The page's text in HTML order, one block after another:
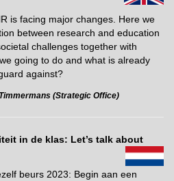
is facing major changes. Here we
between research and education
challenges together with
going to do and what is already
against?
(Strategic Office)
in de klas: Let’s talk about
beurs 2023: Begin aan een